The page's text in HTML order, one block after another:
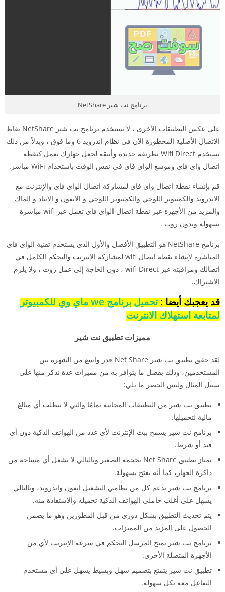
برنامج نت شير NetShare
على عكس التطبيقات الأخرى ، لا يستخدم برنامج نت شير NetShare نقاط
الاتصال الأصلية المحظورة الآن في نظام اندرويد 6 وما فوق ، وبدلاً من ذلك
تستخدم Wifi Direct بطريقة جديدة وأنيقة لجعل جهازك يعمل كنقطة
اتصال واي فاي وموسع الواي فاي في نفس الوقت باستخدام WiFi مباشر.
قم بإنشاء نقطة اتصال واي فاي لمشاركة اتصال الواي فاي والإنترنت مع
الاندرويد والكمبيوتر اللوحي والكمبيوتر اللوحي و الايفون و الايباد و الماك
والمزيد من الأجهزة عبر نقطة اتصال الواي فاي تعمل عبر wifi مباشرة
بسهولة وبدون روت .
برنامج NetShare هو التطبيق الأفضل والأول الذي يستخدم تقنية الواي فاي
المباشرة لإنشاء نقطة اتصال wifi لمشاركة الإنترنت والتحكم الكامل في
اتصالك ومراقبته عبر wifi Direct ، دون الحاجة إلى عمل روت ، ولا يلزم
الاشتراك.
قد يعجبك أيضا :
تحميل برنامج we ماي وي للكمبيوتر
لمتابعة استهلاك الانترنت
مميزات تطبيق نت شير
لقد حقق تطبيق نت شير Net Share قدر واسع من الشهرة بين
المستخدمين، وذلك بفضل ما يتوافر به من مميزات عدة نذكر منها على
سبيل المثال وليس الحصر ما يلي:
تطبيق نت شير من التطبيقات المجانية تمامًا والتي لا تتطلب أي مبالغ
مالية لتحميلها.
برنامج نت شير يسمح ببث الإنترنت لأي عدد من الهواتف الذكية دون أي
قيد أو شرط.
يمتاز تطبيق Net Share بحجمه الصغير وبالتالي لا يشغل أي مساحة من
ذاكرة الجهاز، كما أنه يفتح بسهولة.
برنامج نت شير يدعم كل من نظامي التشغيل ايفون واندرويد، وبالتالي
يسهل على أغلب حاملي الهواتف الذكية تحميله والاستفادة منه.
يتم تحديث التطبيق بشكل دوري من قبل المطورين وهو ما يضمن
الحصول على المزيد من المميزات.
برنامج نت شير يمنح المرسل التحكم في سرعة الإنترنت لأي من
الأجهزة المتصلة الأخرى.
تطبيق نت شير يتمتع بتصميم سهل وبسيط يسهل على أي مستخدم
التفاعل معه بكل سهولة.